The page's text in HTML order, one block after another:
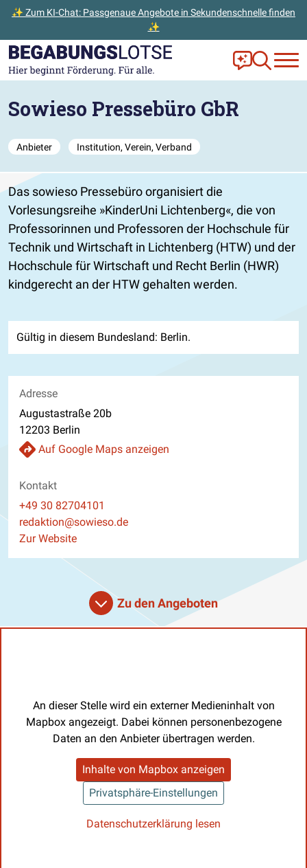
✨ Zum KI-Chat: Passgenaue Angebote in Sekundenschnelle finden
✨
Zum Hauptinhalt der Seite springen
Zur Startseite gehen Frag Ella!
Zur
Sowieso Pressebüro GbR
Anbieter Institution, Verein, Verband
Das sowieso Pressebüro organisiert die
Vorlesungsreihe
KinderUni Lichtenberg , die von
Professorinnen und Professoren der Hochschule für
Technik und Wirtschaft in Lichtenberg (HTW) und der
Hochschule für Wirtschaft und Recht Berlin (HWR)
kindgerecht an der HTW gehalten werden.
Gültig in diesem Bundesland: Berlin.
Adresse
Augustastraße 20b
12203 Berlin
Auf Google Maps anzeigen
Kontakt
Telefon
+49 30 82704101
E-Mail
redaktion@sowieso.de
Website
Zur Website
Zu den Angeboten
An dieser Stelle wird ein externer Medieninhalt von
Mapbox angezeigt. Dabei können personenbezogene
Daten an den Anbieter übertragen werden.
Inhalte von Mapbox anzeigen
Privatsphäre-Einstellungen
Datenschutzerklärung lesen